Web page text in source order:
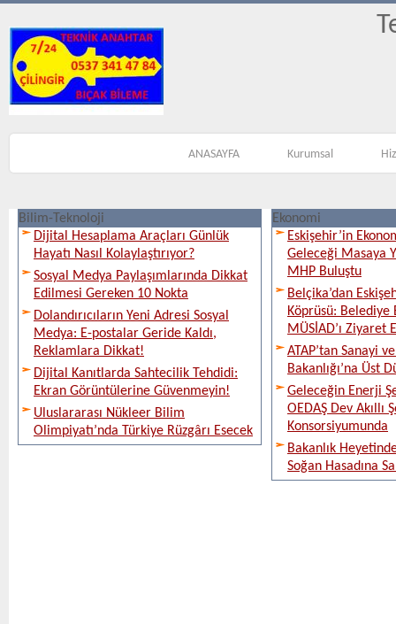
ANASAYFA Kurumsal
Bilim-Teknoloji
Dijital Hesaplama Araçları Günlük
Hayatı Nasıl Kolaylaştırıyor?
Sosyal Medya Paylaşımlarında Dikkat
Edilmesi Gereken 10 Nokta
Dolandırıcıların Yeni Adresi Sosyal
Medya: E-postalar Geride Kaldı,
Reklamlara Dikkat!
Dijital Kanıtlarda Sahtecilik Tehdidi:
Ekran Görüntülerine Güvenmeyin!
Uluslararası Nükleer Bilim
Olimpiyatı’nda Türkiye Rüzgârı Esecek
Ekonomi
Eskişehir’in
Geleceği Masaya
MHP Buluştu
Belçika’dan
Köprüsü: Belediye
MÜSİAD’ı Ziyaret
ATAP’tan Sanayi
Bakanlığı’na Üst
Geleceğin Enerji
OEDAŞ Dev Akıllı
Konsorsiyumunda
Bakanlık
Soğan Hasadına